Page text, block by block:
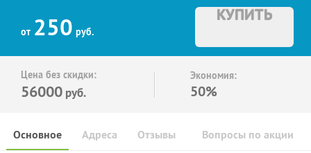
от 250 руб.
КУПИТЬ
Цена без скидки:
56000 руб.
Экономия:
50%
Основное Отзывы Вопросы по акции
Адреса